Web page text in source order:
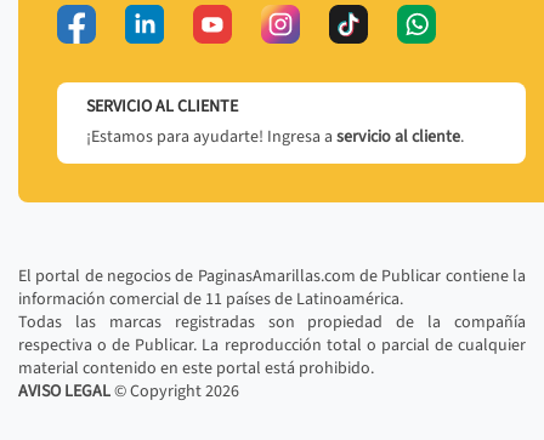
SERVICIO AL CLIENTE
¡Estamos para ayudarte! Ingresa a servicio al cliente.
El portal de negocios de PaginasAmarillas.com de Publicar contiene la
información comercial de 11 países de Latinoamérica.
Todas las marcas registradas son propiedad de la compañía
respectiva o de Publicar. La reproducción total o parcial de cualquier
material contenido en este portal está prohibido.
AVISO LEGAL© Copyright2026